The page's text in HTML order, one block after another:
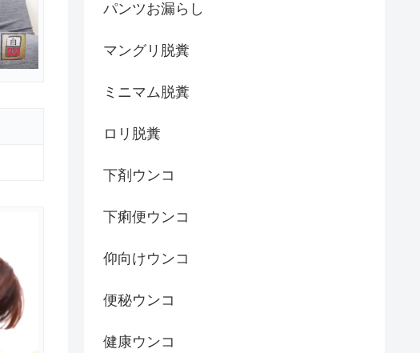
パンツお漏らし
マングリ脱糞
ミニマム脱糞
ロリ脱糞
下剤ウンコ
下痢便ウンコ
仰向けウンコ
便秘ウンコ
健康ウンコ